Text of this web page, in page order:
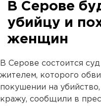
В Серове
убийцу и
женщин
В Серове состоится
жителем, которого
покушении на
кражу, сообщили в